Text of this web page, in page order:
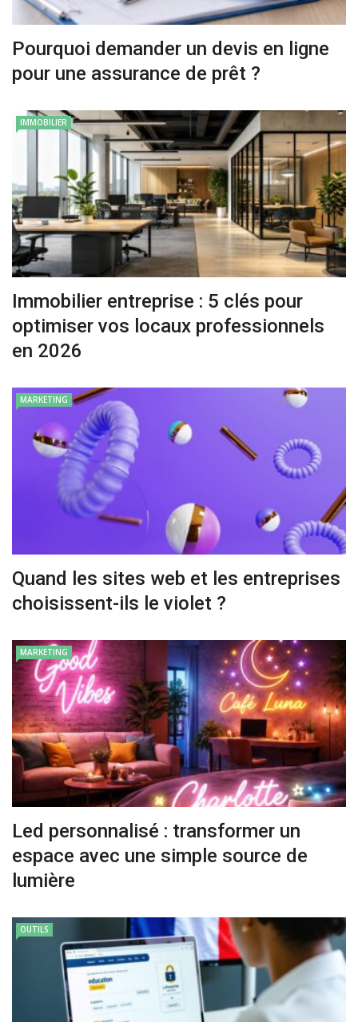
Pourquoi demander un devis en ligne
pour une assurance de prêt ?
IMMOBILIER
Immobilier entreprise : 5 clés pour
optimiser vos locaux professionnels
en 2026
MARKETING
Quand les sites web et les entreprises
choisissent-ils le violet ?
MARKETING
Led personnalisé : transformer un
espace avec une simple source de
lumière
OUTILS